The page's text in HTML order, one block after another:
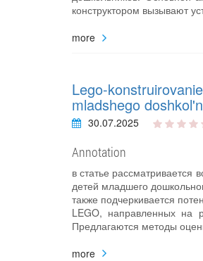
конструктором вызывают
more
Lego-
mladshego
30.07.2025
Annotation
в статье рассматривается
детей младшего
также подчеркивается
LEGO, направленных на
Предлагаются методы
more